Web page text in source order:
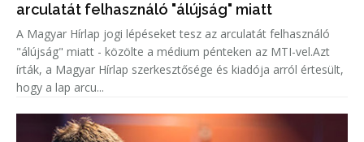
arculatát felhasználó "álújság" miatt
A Magyar Hírlap jogi lépéseket tesz az arculatát felhasználó
"álújság" miatt - közölte a médium pénteken az MTI-vel.Azt
írták, a Magyar Hírlap szerkesztősége és kiadója arról értesült,
hogy a lap arcu...